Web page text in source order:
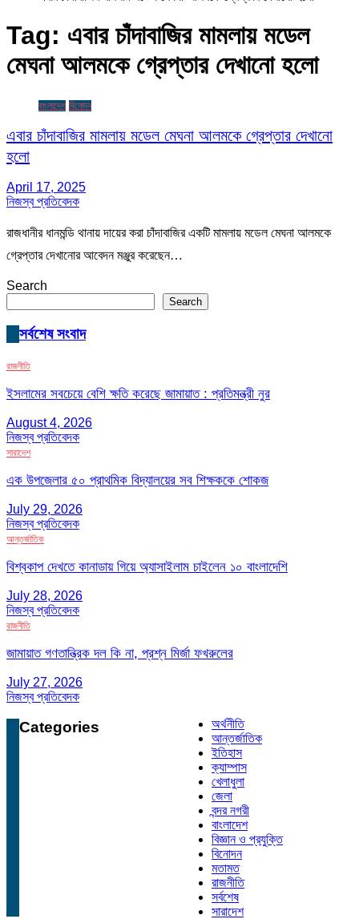
Tag: এবার চাঁদাবাজির মামলায় মডেল
মেঘনা আলমকে গ্রেপ্তার দেখানো হলো
বাংলাদেশ বিনোদন
এবার চাঁদাবাজির মামলায় মডেল মেঘনা আলমকে গ্রেপ্তার দেখানো
হলো
April 17, 2025
নিজস্ব প্রতিবেদক
রাজধানীর ধানমন্ডি থানায় দায়ের করা চাঁদাবাজির একটি মামলায় মডেল মেঘনা আলমকে
গ্রেপ্তার দেখানোর আবেদন মঞ্জুর করেছেন…
Search
Search
সর্বশেষ সংবাদ
রাজনীতি
ইসলামের সবচেয়ে বেশি ক্ষতি করেছে জামায়াত : প্রতিমন্ত্রী নুর
August 4, 2026
নিজস্ব প্রতিবেদক
সারাদেশ
এক উপজেলার ৫০ প্রাথমিক বিদ্যালয়ের সব শিক্ষককে শোকজ
July 29, 2026
নিজস্ব প্রতিবেদক
আন্তর্জাতিক
বিশ্বকাপ দেখতে কানাডায় গিয়ে অ্যাসাইলাম চাইলেন ১০ বাংলাদেশি
July 28, 2026
নিজস্ব প্রতিবেদক
রাজনীতি
জামায়াত গণতান্ত্রিক দল কি না, প্রশ্ন মির্জা ফখরুলের
July 27, 2026
নিজস্ব প্রতিবেদক
Categories
অর্থনীতি
আন্তর্জাতিক
ইতিহাস
ক্যাম্পাস
খেলাধুলা
জেলা
বন্দর নগরী
বাংলাদেশ
বিজ্ঞান ও প্রযুক্তি
বিনোদন
মতামত
রাজনীতি
সর্বশেষ
সারাদেশ